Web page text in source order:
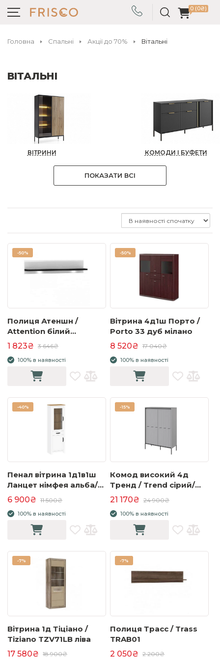
0 (0₴)
Головна Спальні Акції до 70% Вітальні
ВІТАЛЬНІ
ВІТРИНИ КОМОДИ І БУФЕТИ
ПОКАЗАТИ ВСІ
-50%
Полиця Атеншн /
Attention білий
глянець/дуб чорний
1 823₴ 3 646₴
100% в наявності
-50%
Вітрина 4д1ш Порто /
Porto 33 дуб мілано
8 520₴ 17 040₴
100% в наявності
-40%
Пенал вітрина 1д1в1ш
Ланцет німфея альба/
дуб крафт золотий
6 900₴ 11 500₴
100% в наявності
-15%
Комод високий 4д
Тренд / Trend сірий/
чорний з підсвіткою
21 170₴ 24 900₴
100% в наявності
-7%
Вітрина 1д Тіціано /
Tiziano TZV71LB ліва
17 580₴ 18 900₴
-7%
Полиця Трасс / Trass
TRAB01
2 050₴ 2 200₴